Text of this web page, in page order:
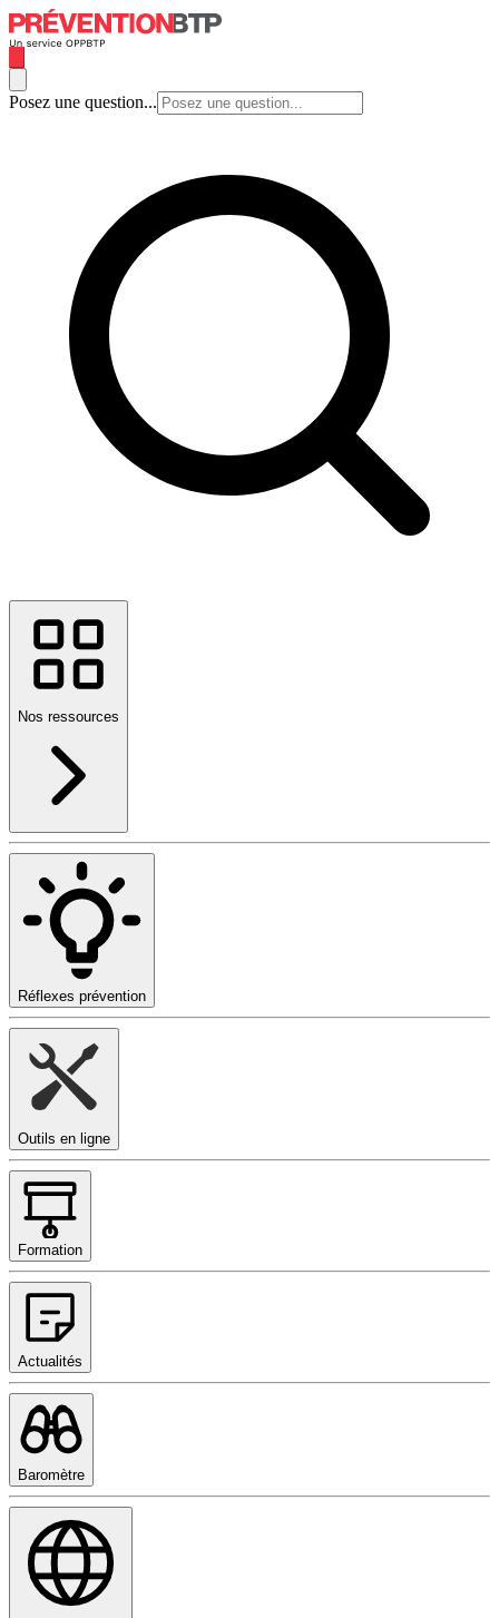
Posez une question...
Nos ressources
Réflexes prévention
Outils en ligne
Formation
Actualités
Baromètre